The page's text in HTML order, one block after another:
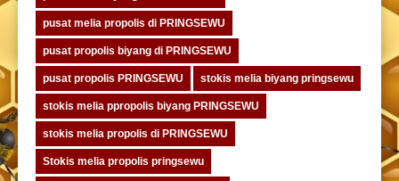
pusat melia propolis di PRINGSEWU
pusat propolis biyang di PRINGSEWU
pusat propolis PRINGSEWU stokis melia biyang pringsewu
stokis melia ppropolis biyang PRINGSEWU
stokis melia propolis di PRINGSEWU
Stokis melia propolis pringsewu